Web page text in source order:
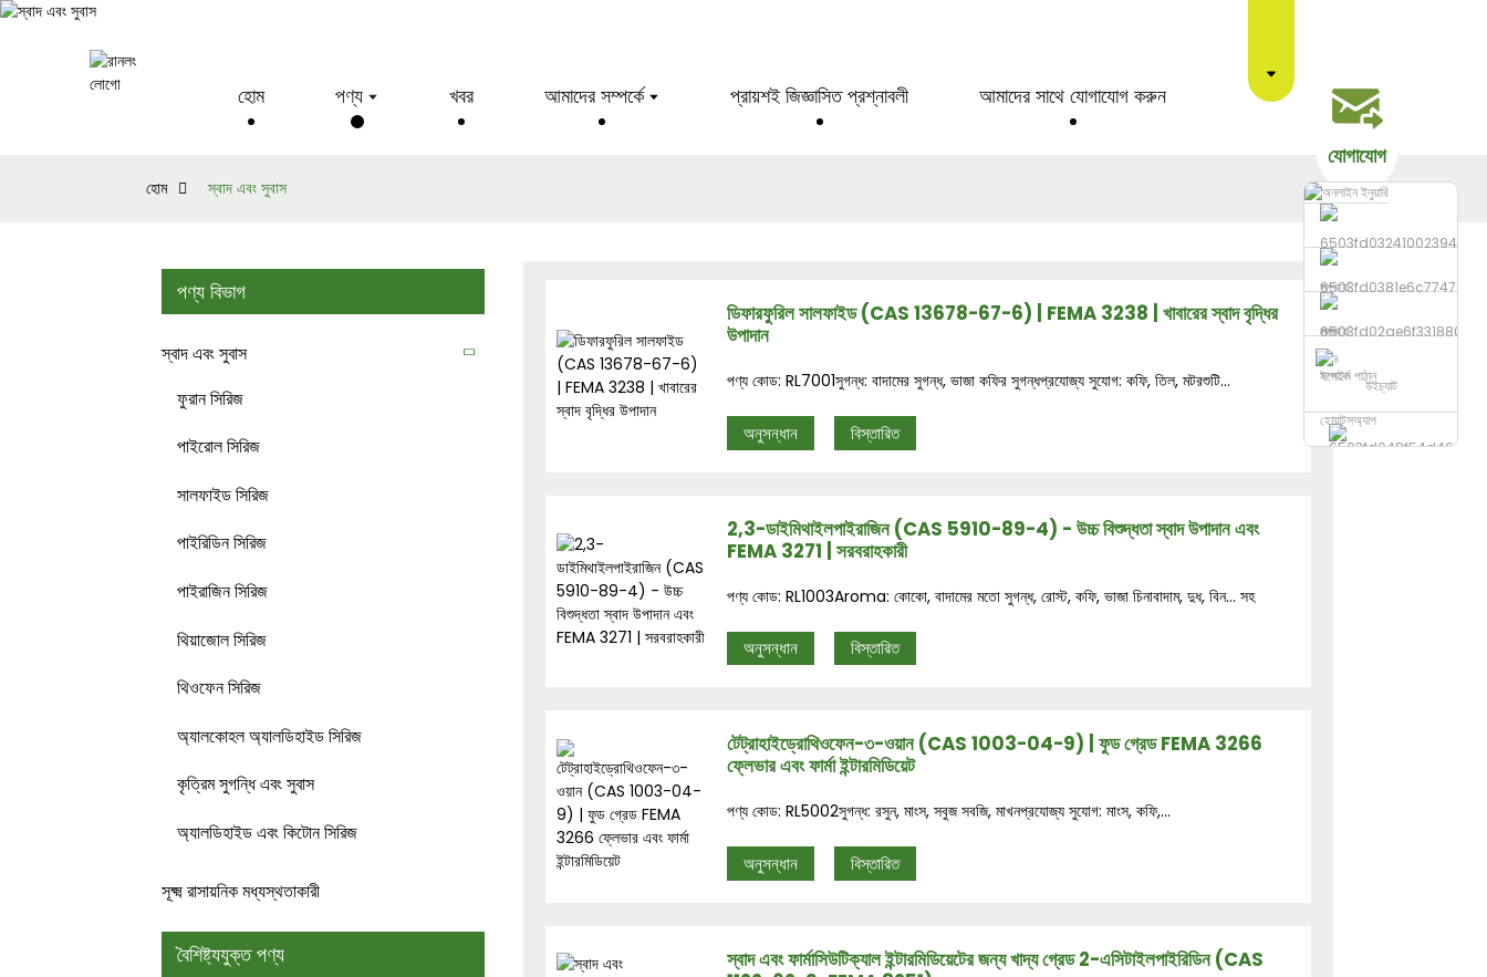
হোম পণ্য খবর আমাদের সম্পর্কে প্রায়শই জিজ্ঞাসিত প্রশ্নাবলী আমাদের সাথে যোগাযোগ করুন
যোগাযোগ
ফোন
ইমেইল পাঠান
হোয়াটসঅ্যাপ
উইচ্যাট
হোম স্বাদ এবং সুবাস
পণ্য বিভাগ
স্বাদ এবং সুবাস
ফুরান সিরিজ
পাইরোল সিরিজ
সালফাইড সিরিজ
পাইরিডিন সিরিজ
পাইরাজিন সিরিজ
থিয়াজোল সিরিজ
থিওফেন সিরিজ
অ্যালকোহল অ্যালডিহাইড সিরিজ
কৃত্রিম সুগন্ধি এবং সুবাস
অ্যালডিহাইড এবং কিটোন সিরিজ
সূক্ষ্ম রাসায়নিক মধ্যস্থতাকারী
বৈশিষ্ট্যযুক্ত পণ্য
ডিফারফুরিল সালফাইড (CAS 13678-67-6) | FEMA 3238 | খাবারের স্বাদ বৃদ্ধির
উপাদান
পণ্য কোড: RL7001সুগন্ধ: বাদামের সুগন্ধ, ভাজা কফির সুগন্ধপ্রযোজ্য সুযোগ: কফি, তিল, মটরশুটি...
অনুসন্ধান বিস্তারিত
2,3-ডাইমিথাইলপাইরাজিন (CAS 5910-89-4) - উচ্চ বিশুদ্ধতা স্বাদ উপাদান এবং
FEMA 3271 | সরবরাহকারী
পণ্য কোড: RL1003Aroma: কোকো, বাদামের মতো সুগন্ধ, রোস্ট, কফি, ভাজা চিনাবাদাম, দুধ, বিন... সহ
অনুসন্ধান বিস্তারিত
টেট্রাহাইড্রোথিওফেন-৩-ওয়ান (CAS 1003-04-9) | ফুড গ্রেড FEMA 3266
ফ্লেভার এবং ফার্মা ইন্টারমিডিয়েট
পণ্য কোড: RL5002সুগন্ধ: রসুন, মাংস, সবুজ সবজি, মাখনপ্রযোজ্য সুযোগ: মাংস, কফি,...
অনুসন্ধান বিস্তারিত
স্বাদ এবং ফার্মাসিউটিক্যাল ইন্টারমিডিয়েটের জন্য খাদ্য গ্রেড 2-এসিটাইলপাইরিডিন (CAS